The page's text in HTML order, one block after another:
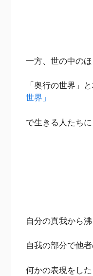
一方、世の中の
「奥行の世界」
世界」
で生きる人たち
自分の真我から
自我の部分で他
何かの表現をした